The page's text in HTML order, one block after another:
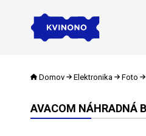
Domov Elektronika Foto
AVACOM NÁHRADNÁ